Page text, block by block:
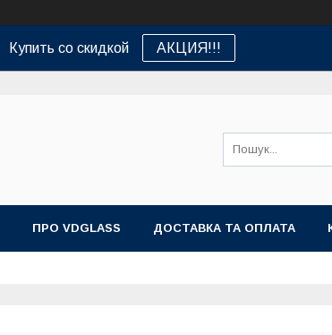
Купить со скидкой АКЦИЯ!!!
ПРО VDGLASS ДОСТАВКА ТА ОПЛАТА